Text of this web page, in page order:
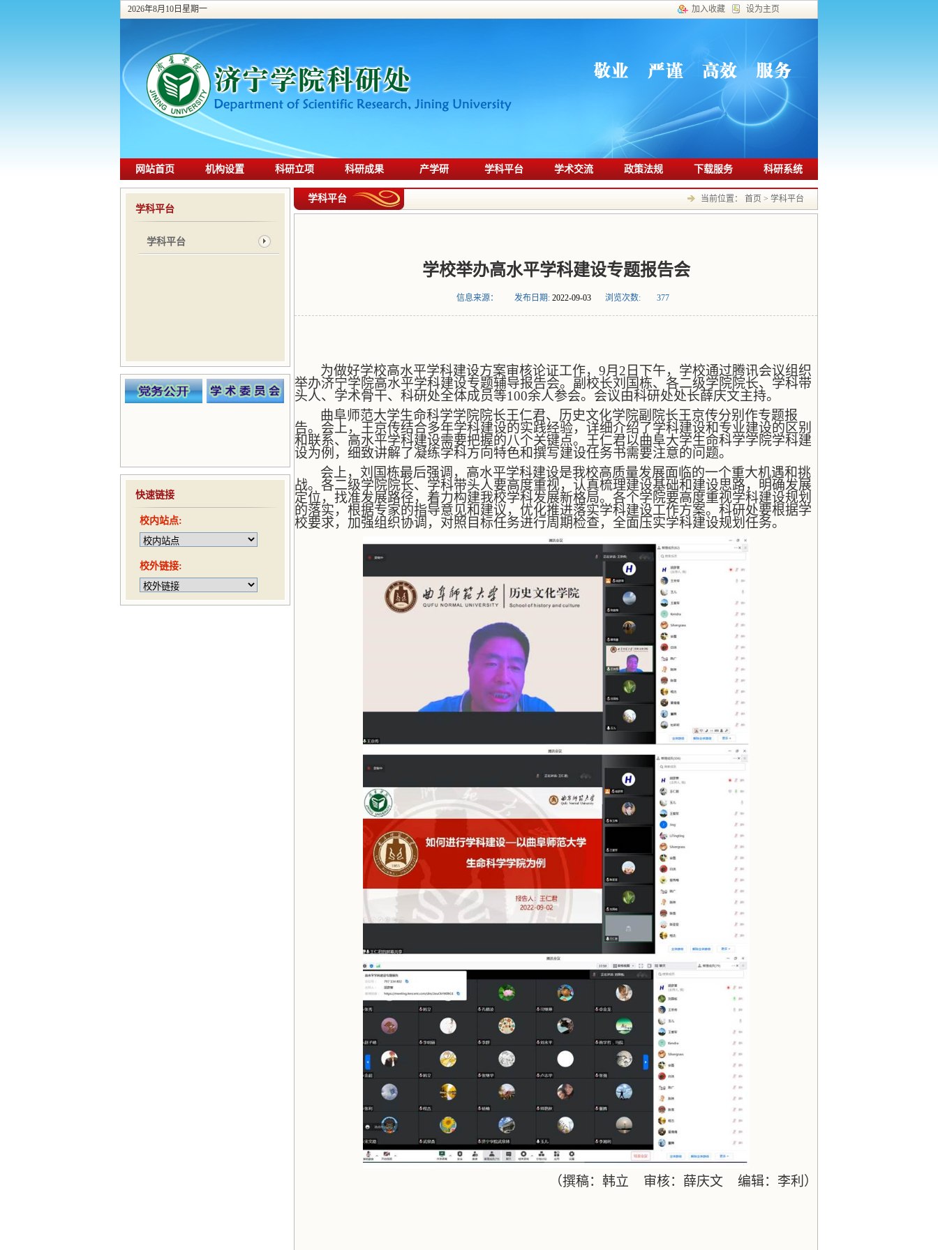
2026年8月10日星期一 加入收藏 设为主页
网站首页 机构设置 科研立项 科研成果 产学研 学科平台 学术交流 政策法规 下载服务 科研系统
学科平台
学科平台
快速链接
校内站点:
校外链接:
当前位置： 首页 > 学科平台
学科平台
学校举办高水平学科建设专题报告会
信息来源： 发布日期: 2022-09-03 浏览次数: 377
为做好学校高水平学科建设方案审核论证工作， 9月 2 日下午，学校通过腾讯会议组织
举办济宁学院高水平学科建设专题辅导报告会。副校长刘国栋、各二级学院院长、学科带
头人、学术骨干、科研处全体成员等100余人参会。会议由科研处处长薛庆文主持。
曲阜师范大学生命科学学院院长王仁君、历史文化学院副院长王京传分别作专题报
告。会上，王京传结合多年学科建设的实践经验，详细介绍了学科建设和专业建设的区别
和联系、高水平学科建设需要把握的八个关键点。王仁君以曲阜大学生命科学学院学科建
设为例，细致讲解了凝练学科方向特色和撰写建设任务书需要注意的问题。
会上，刘国栋最后强调，高水平学科建设是我校高质量发展面临的一个重大机遇和挑
战。各二级学院院长、学科带头人要高度重视，认真梳理建设基础和建设思路，明确发展
定位，找准发展路径，着力构建我校学科发展新格局。各个学院要高度重视学科建设规划
的落实，根据专家的指导意见和建议，优化推进落实学科建设工作方案。科研处要根据学
校要求，加强组织协调，对照目标任务进行周期检查，全面压实学科建设规划任务。
（撰稿：韩立 审核：薛庆文 编辑：李利）